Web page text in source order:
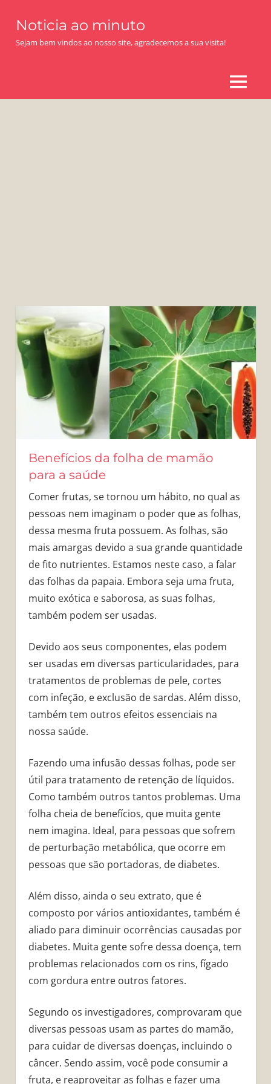
content
Noticia ao minuto
Sejam bem vindos ao nosso site, agradecemos a sua visita!
MENU
Benefícios da folha de mamão
para a saúde
Comer frutas, se tornou um hábito, no qual as
pessoas nem imaginam o poder que as folhas,
dessa mesma fruta possuem. As folhas, são
mais amargas devido a sua grande quantidade
de fito nutrientes. Estamos neste caso, a falar
das folhas da papaia. Embora seja uma fruta,
muito exótica e saborosa, as suas folhas,
também podem ser usadas.
Devido aos seus componentes, elas podem
ser usadas em diversas particularidades, para
tratamentos de problemas de pele, cortes
com infeção, e exclusão de sardas. Além disso,
também tem outros efeitos essenciais na
nossa saúde.
Fazendo uma infusão dessas folhas, pode ser
útil para tratamento de retenção de líquidos.
Como também outros tantos problemas. Uma
folha cheia de benefícios, que muita gente
nem imagina. Ideal, para pessoas que sofrem
de perturbação metabólica, que ocorre em
pessoas que são portadoras, de diabetes.
Além disso, ainda o seu extrato, que é
composto por vários antioxidantes, também é
aliado para diminuir ocorrências causadas por
diabetes. Muita gente sofre dessa doença, tem
problemas relacionados com os rins, fígado
com gordura entre outros fatores.
Segundo os investigadores, comprovaram que
diversas pessoas usam as partes do mamão,
para cuidar de diversas doenças, incluindo o
câncer. Sendo assim, você pode consumir a
fruta, e reaproveitar as folhas e fazer uma